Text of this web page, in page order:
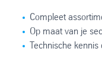
Compleet
Op maat van je
Technische kennis